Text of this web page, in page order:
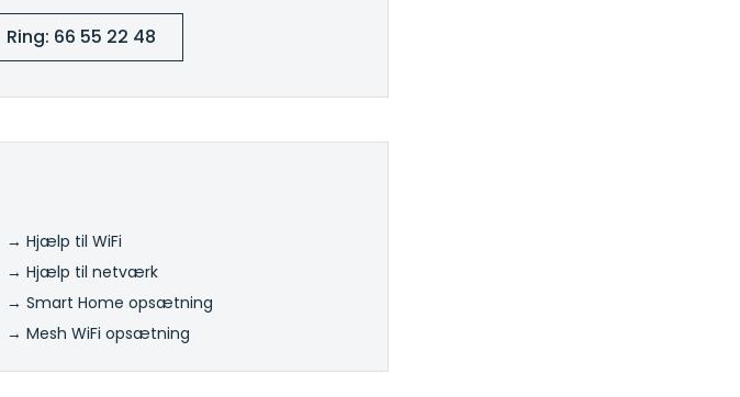
Ring: 66 55 22 48
→ Hjælp til WiFi
→ Hjælp til netværk
→ Smart Home opsætning
→ Mesh WiFi opsætning